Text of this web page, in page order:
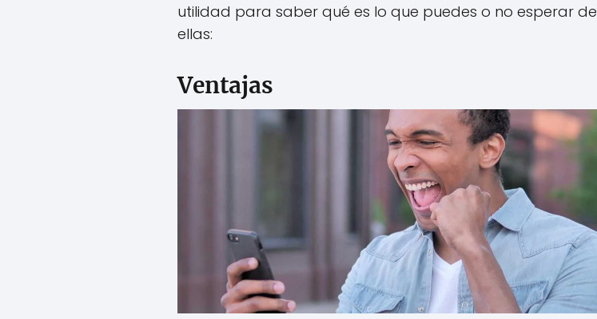
utilidad para saber qué es lo que puedes o no esperar de
ellas:
Ventajas